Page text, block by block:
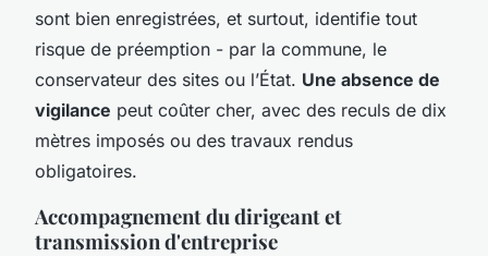
sont bien enregistrées, et surtout, identifie tout
risque de préemption - par la commune, le
conservateur des sites ou l’État. Une absence de
vigilance peut coûter cher, avec des reculs de dix
mètres imposés ou des travaux rendus
obligatoires.
Accompagnement du dirigeant et
transmission d'entreprise